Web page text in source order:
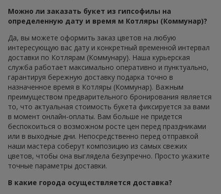
Можно ли заказать букет из гипсофилы на
определенную дату и время м Котляры (Коммунар)?
Да, вы можете оформить заказ цветов на любую
интересующую вас дату и конкретный временной интервал
доставки по Котлярам (Коммунару). Наша курьерская
служба работает максимально оперативно и пунктуально,
гарантируя бережную доставку подарка точно в
назначенное время в Котляры (Коммунар). Важным
преимуществом предварительного бронирования является
то, что актуальная стоимость букета фиксируется за вами
в момент онлайн-оплаты. Вам больше не придется
беспокоиться о возможном росте цен перед праздниками
или в выходные дни. Непосредственно перед отправкой
наши мастера соберут композицию из самых свежих
цветов, чтобы она выглядела безупречно. Просто укажите
точные параметры доставки.
В какие города осуществляется доставка?